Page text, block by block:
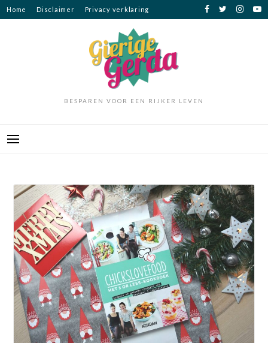
Ga
naar
Home Disclaimer Privacy verklaring
BESPAREN VOOR EEN RIJKER LEVEN